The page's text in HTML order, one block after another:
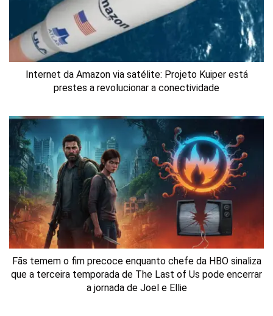
Internet da Amazon via satélite: Projeto Kuiper está
prestes a revolucionar a conectividade
Fãs temem o fim precoce enquanto chefe da HBO sinaliza
que a terceira temporada de The Last of Us pode encerrar
a jornada de Joel e Ellie